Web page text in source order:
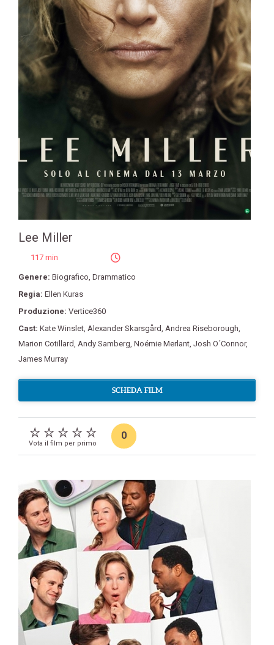
Lee Miller
117 min
Genere: Biografico Drammatico
Regia: Ellen Kuras
Produzione: Vertice360
Cast: Kate Winslet Alexander Skarsgård Andrea Riseborough
Marion Cotillard Andy Samberg Noémie Merlant Josh O´Connor,
James Murray
SCHEDA FILM
Vota il film per primo
0